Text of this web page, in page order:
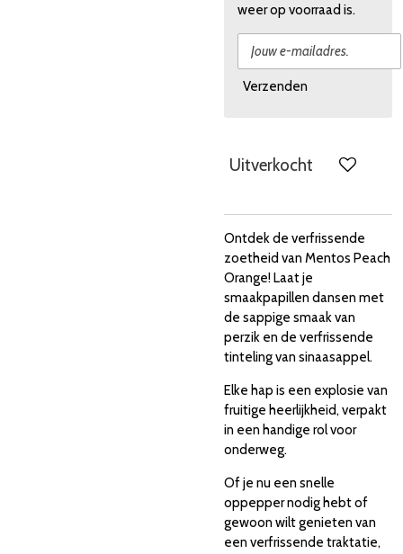
weer op voorraad is.
Verzenden
Uitverkocht
Ontdek de verfrissende
zoetheid van Mentos Peach
Orange! Laat je
smaakpapillen dansen met
de sappige smaak van
perzik en de verfrissende
tinteling van sinaasappel.
Elke hap is een explosie van
fruitige heerlijkheid, verpakt
in een handige rol voor
onderweg.
Of je nu een snelle
oppepper nodig hebt of
gewoon wilt genieten van
een verfrissende traktatie,